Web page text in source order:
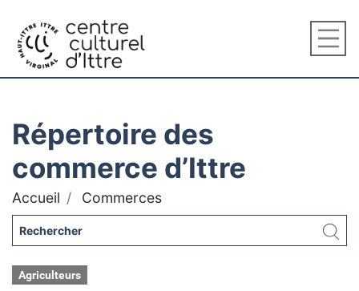
Répertoire des
commerce d’Ittre
Accueil Commerces
Agriculteurs